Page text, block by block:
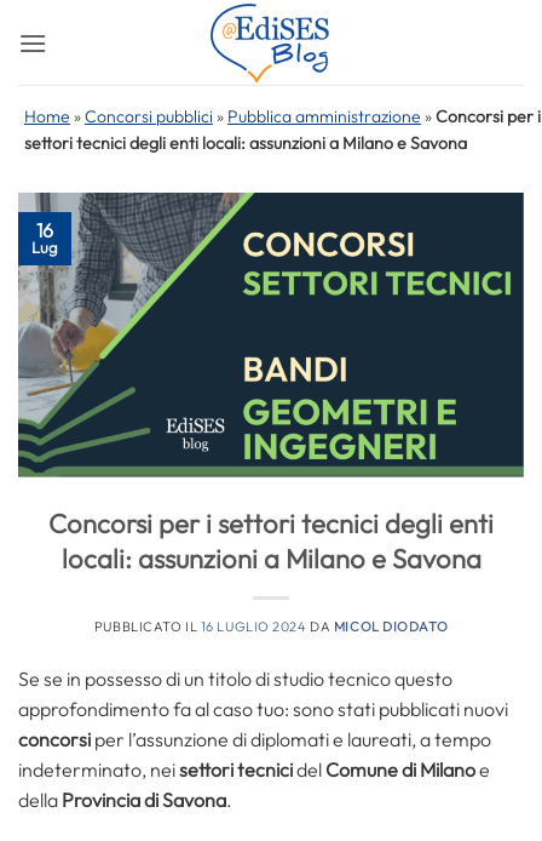
Home »Concorsi pubblici » Pubblica amministrazione »Concorsi per i
settori tecnici degli enti locali: assunzioni a Milano e Savona
16
Lug
Concorsi per i settori tecnici degli enti
locali: assunzioni a Milano e Savona
PUBBLICATO IL 16 LUGLIO 2024 DA MICOL DIODATO
Se se in possesso di un titolo di studio tecnico questo
approfondimento fa al caso tuo: sono stati pubblicati nuovi
concorsi per l’assunzione di diplomati e laureati, a tempo
indeterminato, neisettori tecnicidel Comune di Milanoe
della Provincia di Savona.